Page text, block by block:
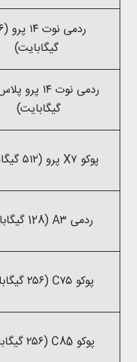
گیگابایت)
گیگابایت)
پوکو X۷ پرو (۵۱۲ گیگابایت)
ردمی A۳ (128 گیگابایت)
پوکو C۷۵ (۲۵۶ گیگابایت)
پوکو C85 (۲۵۶ گیگابایت)